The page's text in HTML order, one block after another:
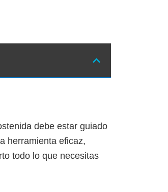
debe estar guiado
herramienta eficaz,
todo lo que necesitas